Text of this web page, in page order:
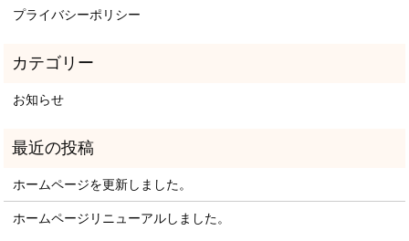
プライバシーポリシー
お知らせ
ホームページを更新しました。
ホームページリニューアルしました。